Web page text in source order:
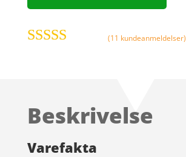
melser
(11 kundeanmeldelser)
Beskrivelse
Varefakta